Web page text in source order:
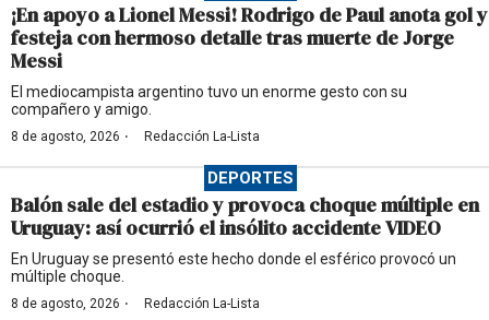
¡En apoyo a Lionel Messi! Rodrigo de Paul anota gol y
festeja con hermoso detalle tras muerte de Jorge
Messi
El mediocampista argentino tuvo un enorme gesto con su
compañero y amigo.
8 de agosto, 2026 · Redacción La-Lista
DEPORTES
Balón sale del estadio y provoca choque múltiple en
Uruguay: así ocurrió el insólito accidente VIDEO
En Uruguay se presentó este hecho donde el esférico provocó un
múltiple choque.
8 de agosto, 2026 · Redacción La-Lista